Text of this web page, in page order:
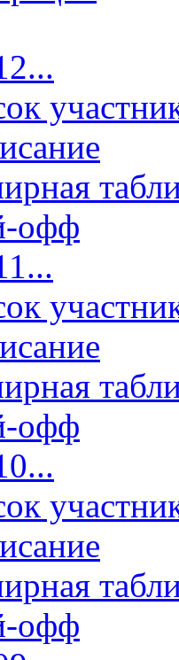
офф
офф
офф